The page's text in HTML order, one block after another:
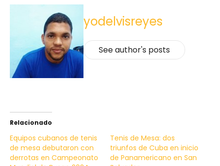
yodelvisreyes
See author's posts
Relacionado
Equipos cubanos de tenis
de mesa debutaron con
derrotas en Campeonato
Tenis de Mesa: dos
triunfos de Cuba en inicio
de Panamericano en San